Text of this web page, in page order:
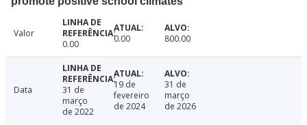
Valor
0.00
0.00 800.00
Data
31 de
março
de 2022
19 de
fevereiro
de 2024
31 de
março
de 2026